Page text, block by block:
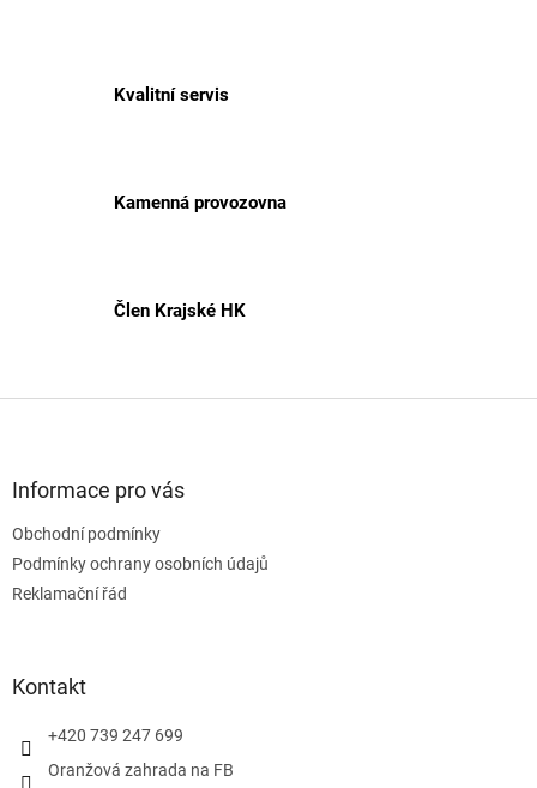
Kvalitní servis
Kamenná provozovna
Člen Krajské HK
Informace pro vás
Obchodní podmínky
Podmínky ochrany osobních údajů
Reklamační řád
Kontakt
+420 739 247 699
Oranžová zahrada na FB